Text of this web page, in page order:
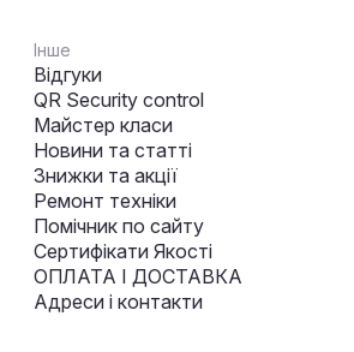
Інше
Відгуки
QR Security control
Майстер класи
Новини та статті
Знижки та акції
Ремонт техніки
Помічник по сайту
Сертифікати Якості
ОПЛАТА І ДОСТАВКА
Адреси і контакти